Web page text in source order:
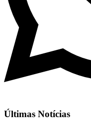
Últimas Notícias